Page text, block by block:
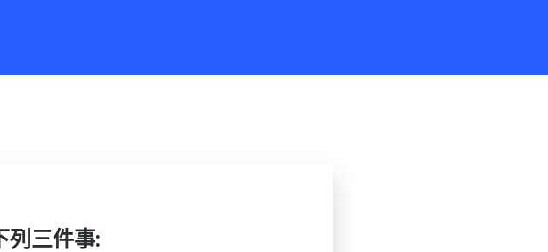
列三件事: